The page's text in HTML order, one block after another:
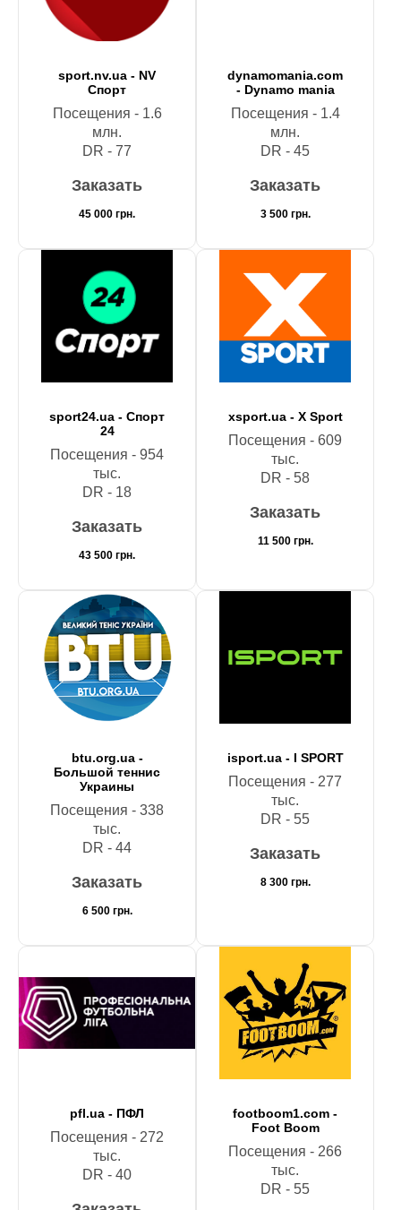
sport.nv.ua - NV
Спорт
Посещения - 1.6
млн.
DR - 77
Заказать
45 000 грн.
dynamomania.com
- Dynamo mania
Посещения - 1.4
млн.
DR - 45
Заказать
3 500 грн.
sport24.ua - Спорт
24
Посещения - 954
тыс.
DR - 18
Заказать
43 500 грн.
xsport.ua - X Sport
Посещения - 609
тыс.
DR - 58
Заказать
11 500 грн.
btu.org.ua -
Большой теннис
Украины
Посещения - 338
тыс.
DR - 44
Заказать
6 500 грн.
isport.ua - I SPORT
Посещения - 277
тыс.
DR - 55
Заказать
8 300 грн.
pfl.ua - ПФЛ
Посещения - 272
тыс.
DR - 40
footboom1.com -
Foot Boom
Посещения - 266
тыс.
DR - 55